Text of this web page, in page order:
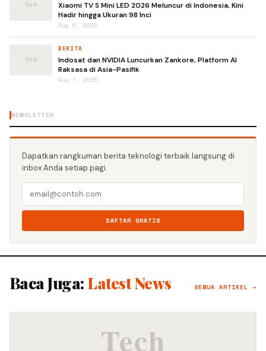
Xiaomi TV S Mini LED 2026 Meluncur di Indonesia, Kini
Hadir hingga Ukuran 98 Inci
Aug 6, 2026
BERITA
Indosat dan NVIDIA Luncurkan Zankore, Platform AI
Raksasa di Asia-Pasifik
Aug 7, 2026
NEWSLETTER
Dapatkan rangkuman berita teknologi terbaik langsung di
inbox Anda setiap pagi.
DAFTAR GRATIS
Baca Juga: Latest News SEMUA ARTIKEL →